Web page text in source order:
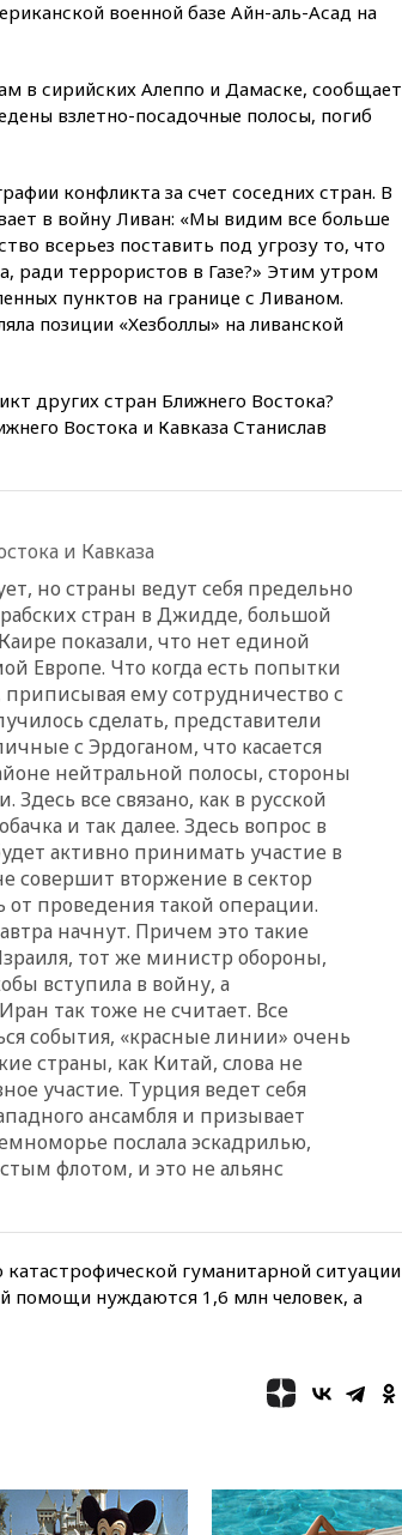
20:27Ямпольская призвала
20:15Минтранс предложил
оплачивать защиту дорог от
посетит Сербию с
официальным визитом
19:58 В Госдуму будет внесен
законопроект об отмене ЕГЭ
19:50Аэропорты Сочи и
Ярославля приостановили
19:35
WP: Трамп призвал
доноров-республиканцев
поддержать Вэнса на выборах
19:20Число ломбардов в РФ
Геленджика возобновили
работу
19:00 Путин уточнил порядок
присвоения воинских званий
добровольцам
18:50Euractiv: восток
Финляндии приходит в упадок
без российских туристов
18:35
В Жуковском и
аэропорту Геленджика
введены ограничения
18:21
Зюганов присоединился
к критике «Яблока»
18:15Четыре человека
пострадали при атаках ВСУ на
Белгородскую область
18:00 Совет мира выбрал
подрядчика для
строительства военной базы в
Газе
17:50 Миронов призвал снять
«Яблоко» с выборов в Госдуму
управлении аэропортом
17:35Шесть человек
В аэропортах Сочи и
пострадавшему от атак на
склады Wildberries бизнесу
военной базе Айн-аль-Асад на
в сирийских Алеппо и Дамаске, сообщает
взлетно-посадочные полосы, погиб
конфликта за счет соседних стран. В
в войну Ливан: «Мы видим все больше
всерьез поставить под угрозу то, что
ради террористов в Газе?» Этим утром
пунктов на границе с Ливаном.
позиции «Хезболлы» на ливанской
других стран Ближнего Востока?
Востока и Кавказа Станислав
и Кавказа
но страны ведут себя предельно
стран в Джидде, большой
показали, что нет единой
Европе. Что когда есть попытки
приписывая ему сотрудничество с
сделать, представители
с Эрдоганом, что касается
нейтральной полосы, стороны
все связано, как в русской
и так далее. Здесь вопрос в
активно принимать участие в
совершит вторжение в сектор
от проведения такой операции.
начнут. Причем это такие
тот же министр обороны,
вступила в войну, а
так тоже не считает. Все
события, «красные линии» очень
страны, как Китай, слова не
участие. Турция ведет себя
ансамбля и призывает
послала эскадрилью,
флотом, и это не альянс
катастрофической гуманитарной ситуации
помощи нуждаются 1,6 млн человек, а